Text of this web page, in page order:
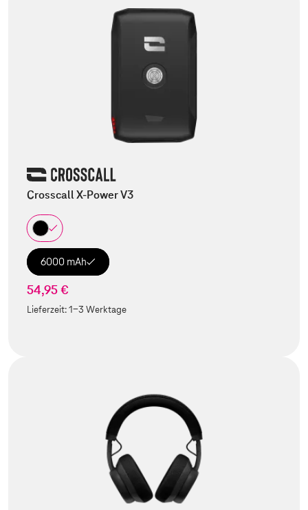
Crosscall X-Power V3
6000 mAh
54,95 €
Lieferzeit:1-3 Werktage